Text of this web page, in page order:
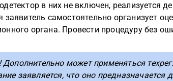
в них не включен, реализуется
заявитель самостоятельно организует
органа. Провести процедуру без
может применяться
заявляется, что оно